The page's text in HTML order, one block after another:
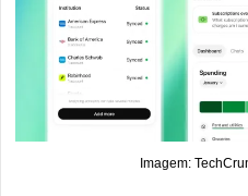
Imagem: